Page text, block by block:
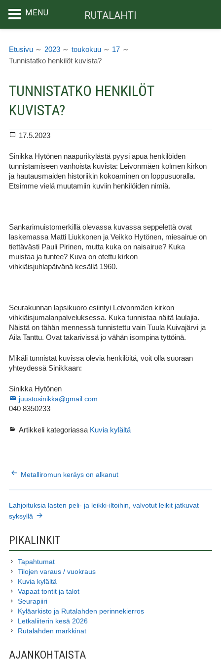
sisältöön
Etusivu 2023 toukokuu
17
Tunnistatko henkilöt kuvista?
TUNNISTATKO HENKILÖT
KUVISTA?
Julkaistu
17.5.2023
Sinikka Hytönen naapurikylästä pyysi apua henkilöiden
tunnistamiseen vanhoista kuvista: Leivonmäen kolmen kirkon
ja hautausmaiden historiikin kokoaminen on loppusuoralla.
Etsimme vielä muutamiin kuviin henkilöiden nimiä.
Sankarimuistomerkillä olevassa kuvassa seppelettä ovat
laskemassa Matti Liukkonen ja Veikko Hytönen, miesairue on
tiettävästi Pauli Pirinen, mutta kuka on naisairue? Kuka
muistaa ja tuntee? Kuva on otettu kirkon
vihkiäisjuhlapäivänä kesällä 1960.
Seurakunnan lapsikuoro esiintyi Leivonmäen kirkon
vihkiäisjumalanpalveluksessa. Kuka tunnistaa näitä laulajia.
Näistä on tähän mennessä tunnistettu vain Tuula Kuivajärvi ja
Aila Tanttu. Ovat takarivissä jo vähän isompina tyttöinä.
Mikäli tunnistat kuvissa olevia henkilöitä, voit olla suoraan
yhteydessä Sinikkaan:
Sinikka Hytönen
juustosinikka@gmail.com
040 8350233
Artikkeli kategoriassa Kuvia kylältä
Metalliromun keräys on alkanut
Lahjoituksia lasten peli- ja leikki-iltoihin, valvotut leikit jatkuvat
syksyllä
SIVUPALKKI
PIKALINKIT
Tapahtumat
Tilojen varaus / vuokraus
Kuvia kylältä
Vapaat tontit ja talot
Seurapiiri
Kyläarkisto ja Rutalahden perinnekierros
Letkaliiterin kesä 2026
Rutalahden markkinat
AJANKOHTAISTA
MENU RUTALAHTI